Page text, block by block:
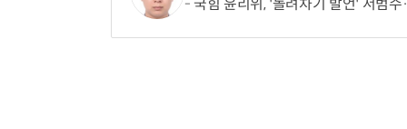
국힘 윤리위, '돌려차기 발언' 서범수